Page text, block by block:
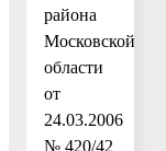
района
Московской
области
от
24.03.2006
№ 420/42